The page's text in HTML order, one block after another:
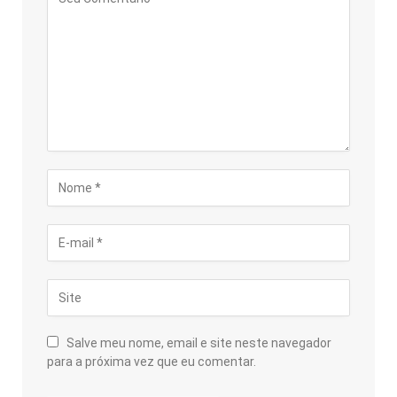
Salve meu nome, email e site neste navegador
para a próxima vez que eu comentar.